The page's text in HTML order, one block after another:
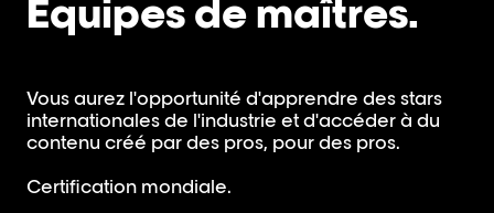
Équipes de maîtres.
Vous aurez l'opportunité d'apprendre des stars
internationales de l'industrie et d'accéder à du
contenu créé par des pros, pour des pros.
Certification mondiale.